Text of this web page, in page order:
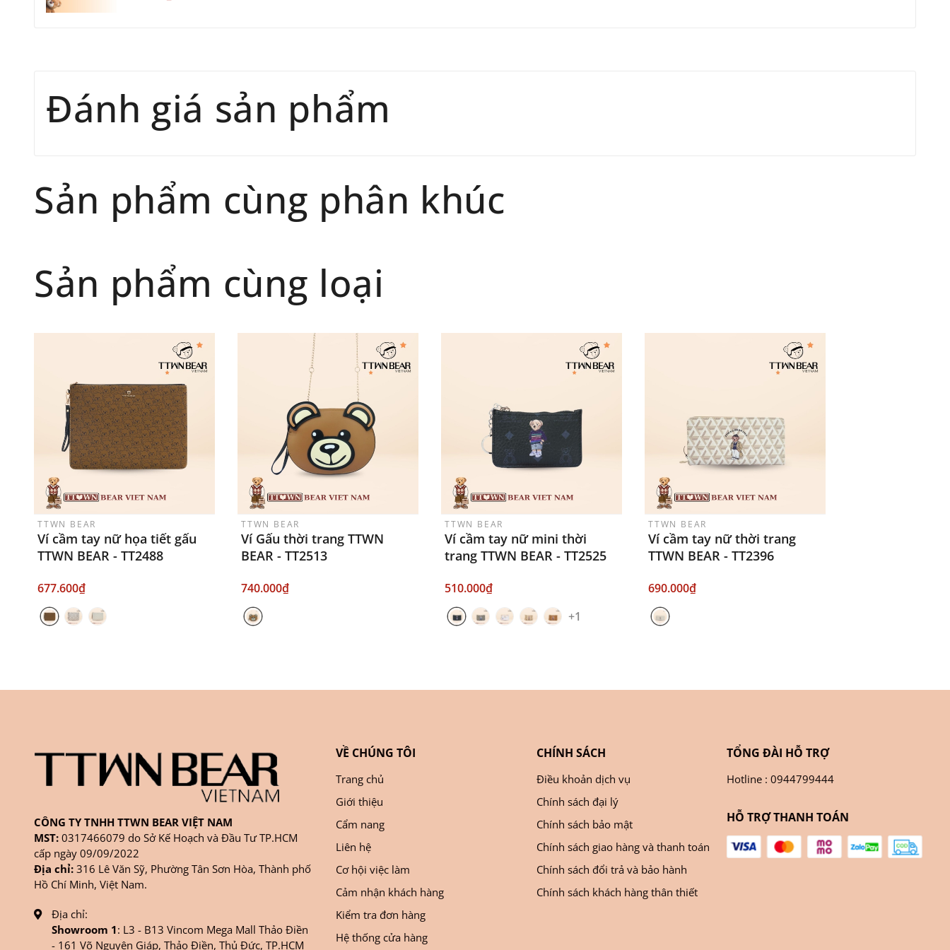
Đánh giá sản phẩm
Sản phẩm cùng phân khúc
Sản phẩm cùng loại
TTWN BEAR
Ví cầm tay nữ họa tiết gấu
TTWN BEAR - TT2488
677.600₫
TTWN BEAR
Ví Gấu thời trang TTWN
BEAR - TT2513
740.000₫
TTWN BEAR
Ví cầm tay nữ mini thời
trang TTWN BEAR - TT2525
510.000₫
+1
TTWN BEAR
Ví cầm tay nữ thời trang
TTWN BEAR - TT2396
690.000₫
CÔNG TY TNHH TTWN BEAR VIỆT NAM
MST: 0317466079 do Sở Kế Hoạch và Đầu Tư TP.HCM
cấp ngày 09/09/2022
Địa chỉ: 316 Lê Văn Sỹ, Phường Tân Sơn Hòa, Thành phố
Hồ Chí Minh, Việt Nam.
Địa chỉ:
Showroom 1: L3 - B13 Vincom Mega Mall Thảo Điền
- 161 Võ Nguyên Giáp, Thảo Điền, Thủ Đức, TP.HCM
VỀ CHÚNG TÔI
Trang chủ
Giới thiệu
Cẩm nang
Liên hệ
Cơ hội việc làm
Cảm nhận khách hàng
Kiểm tra đơn hàng
Hệ thống cửa hàng
CHÍNH SÁCH
Điều khoản dịch vụ
Chính sách đại lý
Chính sách bảo mật
Chính sách giao hàng và thanh toán
Chính sách đổi trả và bảo hành
Chính sách khách hàng thân thiết
TỔNG ĐÀI HỖ TRỢ
Hotline : 0944799444
HỖ TRỢ THANH TOÁN